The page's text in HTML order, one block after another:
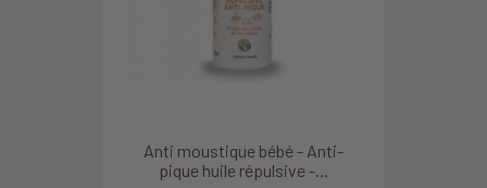
Anti moustique bébé - Anti-
pique huile répulsive -...